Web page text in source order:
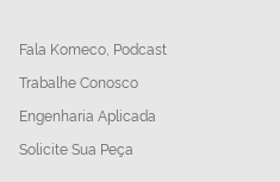
Fala Komeco, Podcast
Trabalhe Conosco
Engenharia Aplicada
Solicite Sua Peça